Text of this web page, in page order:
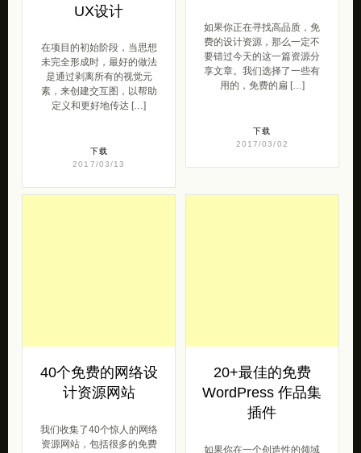
UX设计
在项目的初始阶段，当思想
未完全形成时，最好的做法
是通过剥离所有的视觉元
素，来创建交互图，以帮助
定义和更好地传达 […]
下载
2017/03/13
如果你正在寻找高品质，免
费的设计资源，那么一定不
要错过今天的这一篇资源分
享文章。我们选择了一些有
用的，免费的扁 […]
下载
2017/03/02
40个免费的网络设
计资源网站
我们收集了40个惊人的网络
资源网站，包括很多的免费
20+最佳的免费
WordPress 作品集
插件
如果你在一个创造性的领域